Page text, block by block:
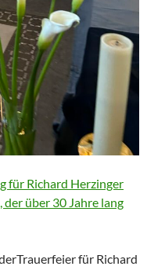
für Richard Herzinger
über 30 Jahre lang
für Richard